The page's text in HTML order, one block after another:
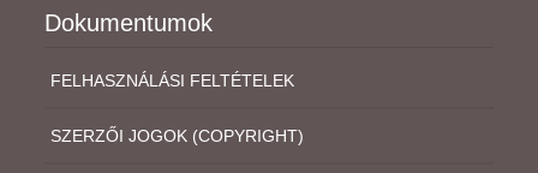
Dokumentumok
FELHASZNÁLÁSI FELTÉTELEK
SZERZŐI JOGOK (COPYRIGHT)